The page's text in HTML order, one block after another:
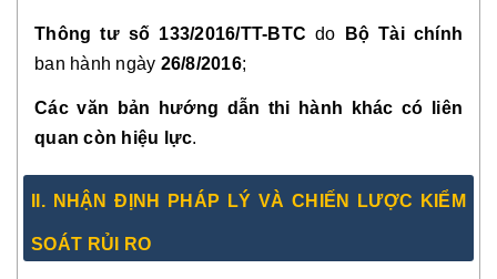
Thông tư số 133/2016/TT-BTC do
Bộ Tài chính
ban hành ngày 26/8/2016;
Các văn bản hướng dẫn thi hành khác có liên
quan còn hiệu lực.
II. NHẬN ĐỊNH PHÁP LÝ VÀ CHIẾN LƯỢC KIỂM
SOÁT RỦI RO